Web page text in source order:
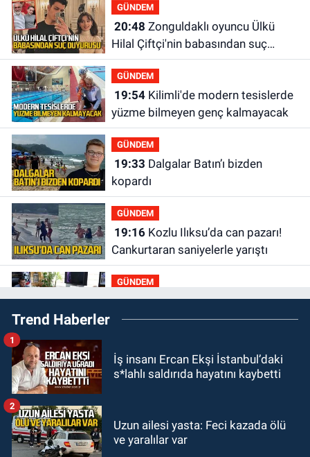
GÜNDEM
20:48
Hilal Çiftçi'nin babasından suç
duyurusu
GÜNDEM
19:54Kilimli'de modern tesislerde
yüzme bilmeyen genç kalmayacak
GÜNDEM
19:33
kopardı
GÜNDEM
19:16Kozlu Ilıksu’da can pazarı!
Cankurtaran saniyelerle yarıştı
GÜNDEM
19:01Çaycumalılar Derneği
Başkanı Savaş Çiloğlu GMİS
17:45
17:39Şampiyondan GMİS'e
Trend Haberler
İş insanı Ercan Ekşi İstanbul’daki
s*lahlı saldırıda hayatını kaybetti
1
Uzun ailesi yasta: Feci kazada ölü
ve yaralılar var
2